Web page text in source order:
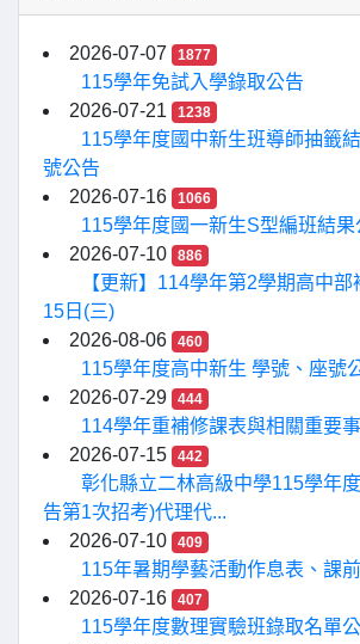
2026-07-07 1877
115學年免試入學錄取公告
2026-07-21
1238
115學年度國中新生班導師抽籤
號公告
2026-07-16
1066
115學年度國一新生S型編班結果
2026-07-10
886
【更新】114學年第2學期高中部
15日(三)
2026-08-06
460
115學年度高中新生 學號、座號
2026-07-29
444
114學年重補修課表與相關重要
2026-07-15
442
彰化縣立二林高級中學115學年
告第1次招考)代理代...
2026-07-10
409
115年暑期學藝活動作息表、課
2026-07-16
407
115學年度數理實驗班錄取名單